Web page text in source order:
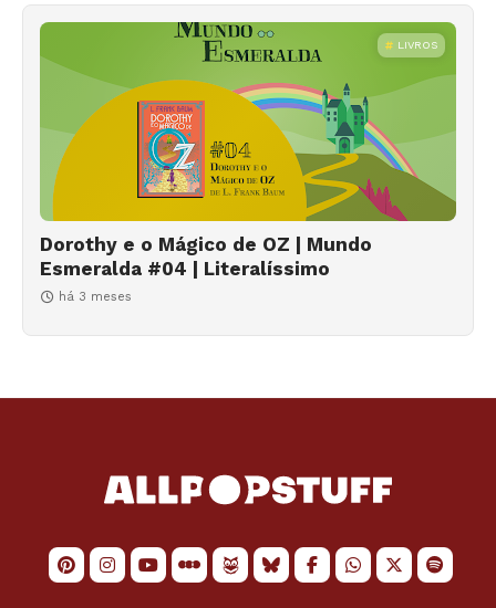
LIVROS
Dorothy e o Mágico de OZ | Mundo
Esmeralda #04 | Literalíssimo
há 3 meses